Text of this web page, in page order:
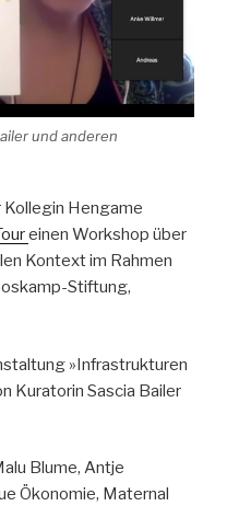
und anderen
Kollegin Hengame
einen Workshop über
Kontext im Rahmen
Stiftung,
»Infrastrukturen
Kuratorin Sascia Bailer
Blume, Antje
Ökonomie, Maternal